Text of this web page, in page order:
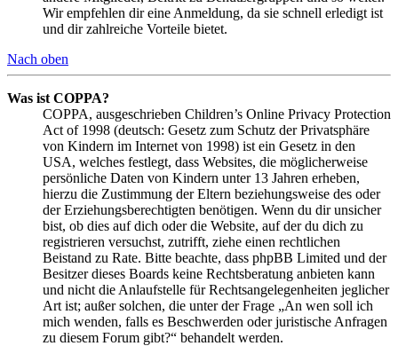
Wir empfehlen dir eine Anmeldung, da sie schnell erledigt ist
und dir zahlreiche Vorteile bietet.
Nach oben
Was ist COPPA?
COPPA, ausgeschrieben Children’s Online Privacy Protection
Act of 1998 (deutsch: Gesetz zum Schutz der Privatsphäre
von Kindern im Internet von 1998) ist ein Gesetz in den
USA, welches festlegt, dass Websites, die möglicherweise
persönliche Daten von Kindern unter 13 Jahren erheben,
hierzu die Zustimmung der Eltern beziehungsweise des oder
der Erziehungsberechtigten benötigen. Wenn du dir unsicher
bist, ob dies auf dich oder die Website, auf der du dich zu
registrieren versuchst, zutrifft, ziehe einen rechtlichen
Beistand zu Rate. Bitte beachte, dass phpBB Limited und der
Besitzer dieses Boards keine Rechtsberatung anbieten kann
und nicht die Anlaufstelle für Rechtsangelegenheiten jeglicher
Art ist; außer solchen, die unter der Frage „An wen soll ich
mich wenden, falls es Beschwerden oder juristische Anfragen
zu diesem Forum gibt?“ behandelt werden.